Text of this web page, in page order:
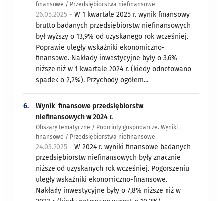
finansowe / Przedsiębiorstwa niefinansowe
26.05.2025 -W 1 kwartale 2025 r. wynik finansowy
brutto badanych przedsiębiorstw niefinansowych
był wyższy o 13,9% od uzyskanego rok wcześniej.
Poprawie uległy wskaźniki ekonomiczno-
finansowe. Nakłady inwestycyjne były o 3,6%
niższe niż w 1 kwartale 2024 r. (kiedy odnotowano
spadek o 2,2%). Przychody ogółem...
6.
Wyniki finansowe przedsiębiorstw
niefinansowych w 2024 r.
Obszary tematyczne / Podmioty gospodarcze. Wyniki
finansowe / Przedsiębiorstwa niefinansowe
24.03.2025 -W 2024 r. wyniki finansowe badanych
przedsiębiorstw niefinansowych były znacznie
niższe od uzyskanych rok wcześniej. Pogorszeniu
uległy wskaźniki ekonomiczno-finansowe.
Nakłady inwestycyjne były o 7,8% niższe niż w